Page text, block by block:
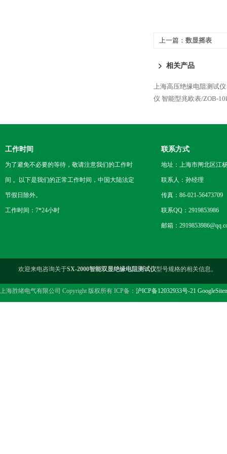
上一篇： 数显摇表
相关产品
上海高压绝缘电阻测试仪
仪 智能型兆欧表/ZOB-
工作时间
为了避免不必要的等待，敬请注意我们的工作时
间 。以下是我们的正常工作时间，中国大陆法定
节假日除外。
工作时间：7*24小时
联系方式
地址：上海市闸北区江
联系人：孙经理
传真：86-021-56473709
联系QQ：2919853986
邮箱：
欢迎来电咨询关于SX-2000智能双显绝缘电阻测试仪型号规格的相关信息。
上海胜绪电气有限公司 Copyright 版权所有 ICP备： 沪ICP备12032933号-21